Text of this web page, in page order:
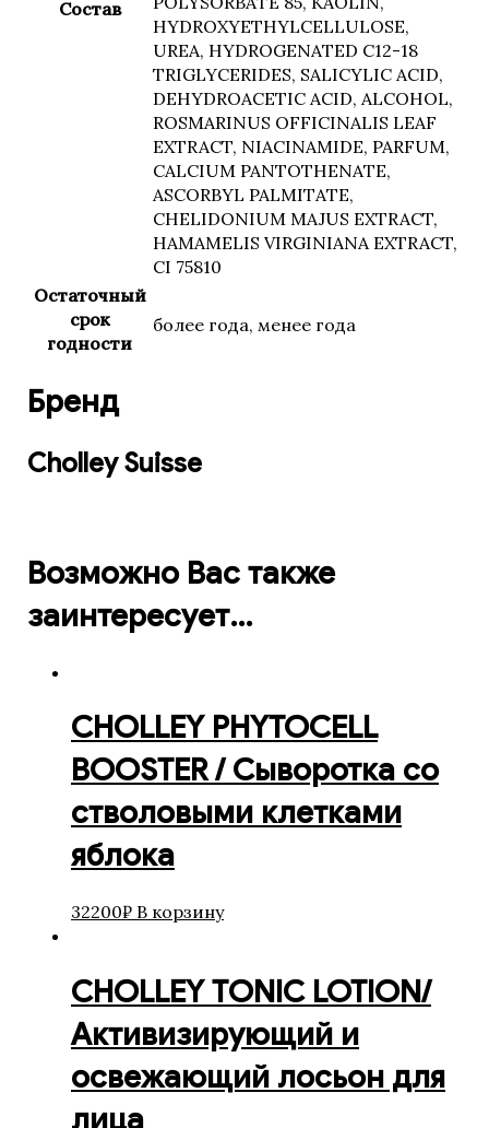
Состав
HYDROXYETHYLCELLULOSE,
UREA, HYDROGENATED C12-18
TRIGLYCERIDES, SALICYLIC ACID,
DEHYDROACETIC ACID, ALCOHOL,
ROSMARINUS OFFICINALIS LEAF
EXTRACT, NIACINAMIDE, PARFUM,
CALCIUM PANTOTHENATE,
ASCORBYL PALMITATE,
CHELIDONIUM MAJUS EXTRACT,
HAMAMELIS VIRGINIANA EXTRACT,
CI 75810
Остаточный
срок
годности
более года, менее года
Бренд
Cholley Suisse
Возможно Вас также
заинтересует…
CHOLLEY PHYTOCELL
BOOSTER / Сыворотка со
стволовыми клетками
яблока
32200₽ В корзину
CHOLLEY TОNIC LOTION/
Активизирующий и
освежающий лосьон для
лица